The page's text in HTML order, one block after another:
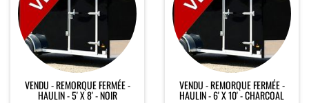
VENDU - REMORQUE FERMÉE -
HAULIN - 5' X 8' - NOIR
VENDU - REMORQUE FERMÉE -
HAULIN - 6' X 10' - CHARCOAL